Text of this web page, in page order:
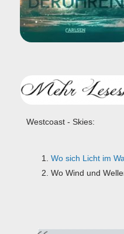
Westcoast - Skies:
Wo sich Licht im
Wo Wind und